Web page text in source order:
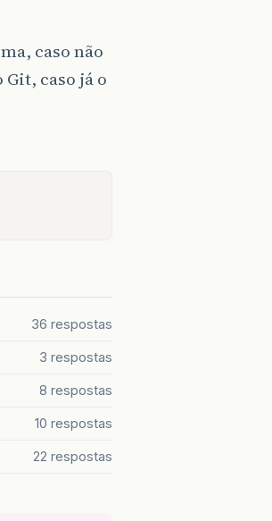
caso não
Git, caso já o
36 respostas
3 respostas
8 respostas
10 respostas
22 respostas